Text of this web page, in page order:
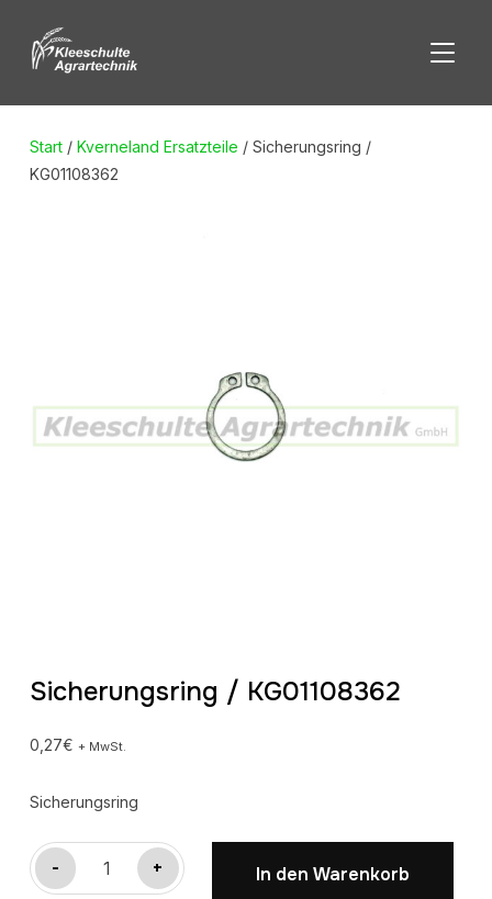
Start/ Kverneland Ersatzteile / Sicherungsring /
KG01108362
Sicherungsring / KG01108362
0,27€ + MwSt.
Sicherungsring
-
Sicherungsring
/
+ In den Warenkorb